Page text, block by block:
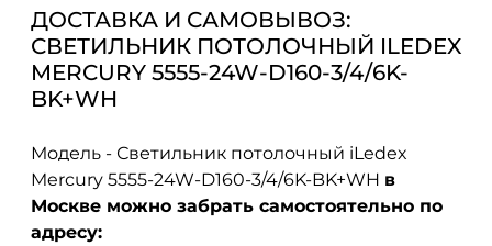
ДОСТАВКА И САМОВЫВОЗ:
СВЕТИЛЬНИК ПОТОЛОЧНЫЙ ILEDEX
MERCURY 5555-24W-D160-3/4/6K-
BK+WH
Модель - Светильник потолочный iLedex
Mercury 5555-24W-D160-3/4/6K-BK+WH в
Москве можно забрать самостоятельно по
адресу: